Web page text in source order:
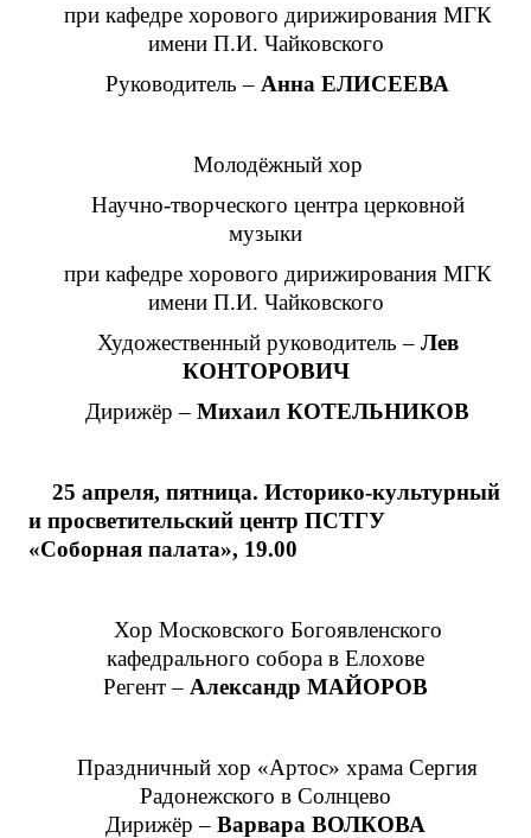
при кафедре хорового дирижирования МГК
имени П.И. Чайковского
Руководитель – Анна ЕЛИСЕЕВА
Молодёжный хор
Научно-творческого центра церковной
музыки
при кафедре хорового дирижирования МГК
имени П.И. Чайковского
Художественный руководитель – Лев
КОНТОРОВИЧ
Дирижёр – Михаил КОТЕЛЬНИКОВ
25 апреля, пятница. Историко-культурный
и просветительский центр ПСТГУ
«Соборная палата», 19.00
Хор Московского Богоявленского
кафедрального собора в Елохове
Регент – Александр МАЙОРОВ
Праздничный хор «Артос» храма Сергия
Радонежского в Солнцево
Дирижёр – Варвара ВОЛКОВА